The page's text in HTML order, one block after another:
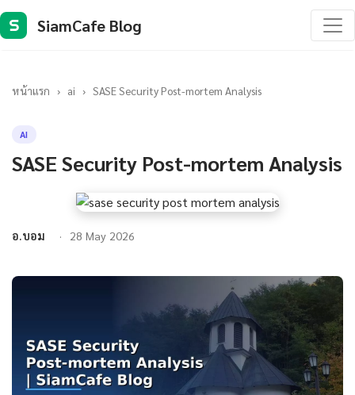
S SiamCafe Blog
หน้าแรก › ai › SASE Security Post-mortem Analysis
AI
SASE Security Post-mortem Analysis
อ.บอม 28 May 2026